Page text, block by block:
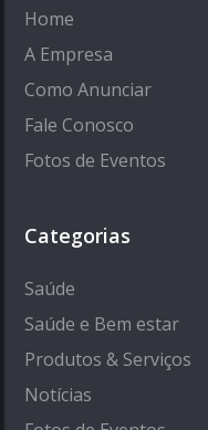
Home
A Empresa
Como Anunciar
Fale Conosco
Fotos de Eventos
Categorias
Saúde
Saúde e Bem estar
Produtos & Serviços
Notícias